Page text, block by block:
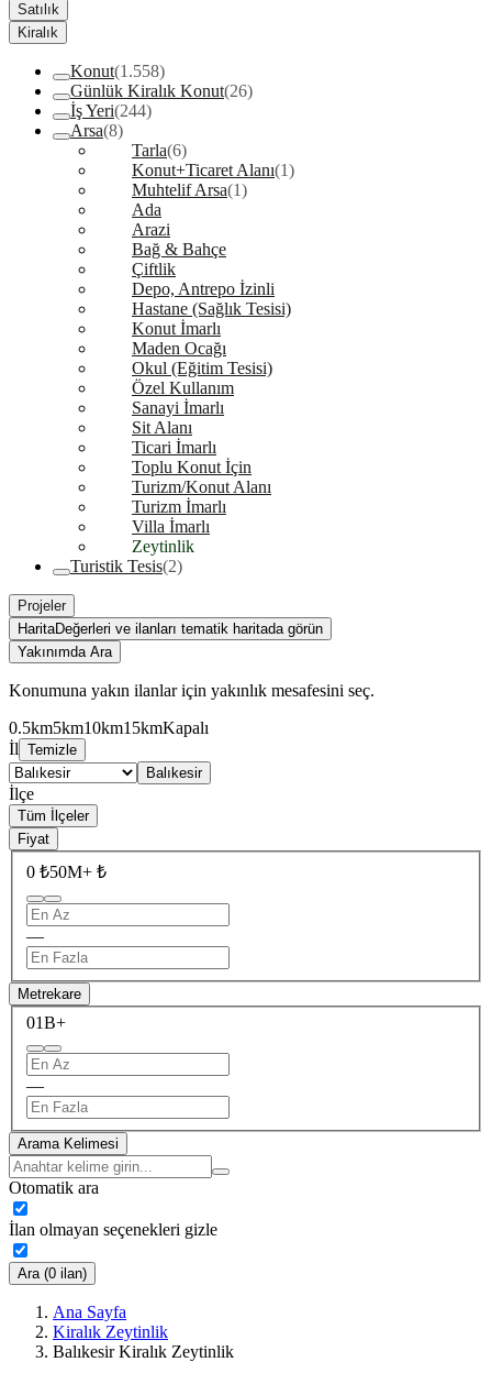
Satılık
Kiralık
Konut(1.558)
Günlük Kiralık Konut(26)
İş Yeri(244)
Arsa(8)
Tarla(6)
Konut+Ticaret Alanı(1)
Muhtelif Arsa(1)
Ada
Arazi
Bağ & Bahçe
Çiftlik
Depo, Antrepo İzinli
Hastane (Sağlık Tesisi)
Konut İmarlı
Maden Ocağı
Okul (Eğitim Tesisi)
Özel Kullanım
Sanayi İmarlı
Sit Alanı
Ticari İmarlı
Toplu Konut İçin
Turizm/Konut Alanı
Turizm İmarlı
Villa İmarlı
Zeytinlik
Turistik Tesis(2)
Projeler
HaritaDeğerleri ve ilanları tematik haritada görün
Yakınımda Ara
Konumuna yakın ilanlar için yakınlık mesafesini seç.
0.5km5km10km15kmKapalı
İl Temizle
Balıkesir
İlçe
Tüm İlçeler
Fiyat
0 ₺50M+ ₺
—
Metrekare
01B+
—
Arama Kelimesi
Otomatik ara
İlan olmayan seçenekleri gizle
Ara (0 ilan)
Ana Sayfa
Kiralık Zeytinlik
Balıkesir Kiralık Zeytinlik